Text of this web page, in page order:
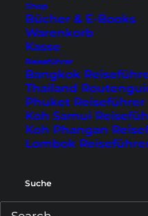
Shop
Bücher & E-Books
Warenkorb
Kasse
Reiseführer
Bangkok
Thailand
Phuket Reiseführer
Koh Samui
Koh Phangan
Lombok
Suche
Nieselregen am
unten die Bilder
dasWetter